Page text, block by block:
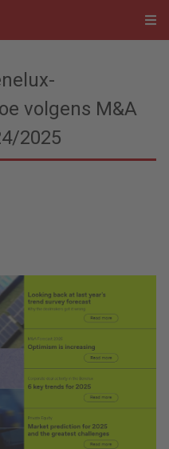
volgens M&A
2025